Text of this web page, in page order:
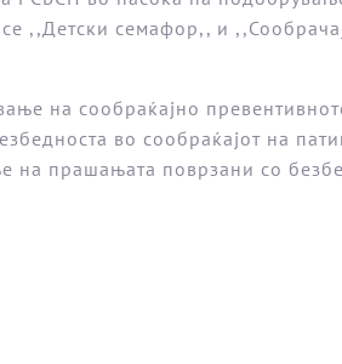
,,Детски семафор,, и
на сообраќајно
во сообраќајот на
прашањата поврзани со